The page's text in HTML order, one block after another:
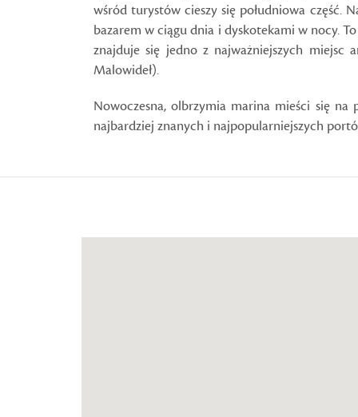
wśród turystów cieszy się południowa część.
bazarem w ciągu dnia i dyskotekami w nocy.
znajduje się jedno z najważniejszych miejsc
Malowideł).
Nowoczesna, olbrzymia marina mieści się
najbardziej znanych i najpopularniejszych